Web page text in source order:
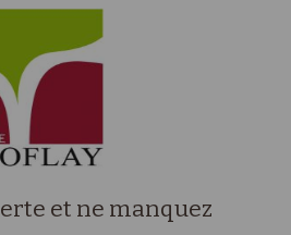
et ne manquez